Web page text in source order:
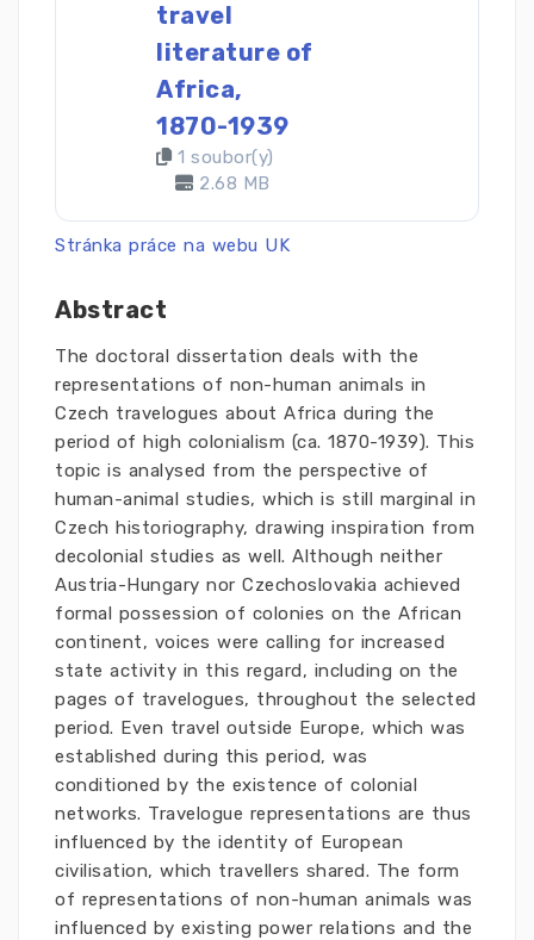
travel
literature of
Africa,
1870-1939
1 soubor(y)
2.68 MB
Stránka práce na webu UK
Abstract
The doctoral dissertation deals with the
representations of non-human animals in
Czech travelogues about Africa during the
period of high colonialism (ca. 1870-1939). This
topic is analysed from the perspective of
human-animal studies, which is still marginal in
Czech historiography, drawing inspiration from
decolonial studies as well. Although neither
Austria-Hungary nor Czechoslovakia achieved
formal possession of colonies on the African
continent, voices were calling for increased
state activity in this regard, including on the
pages of travelogues, throughout the selected
period. Even travel outside Europe, which was
established during this period, was
conditioned by the existence of colonial
networks. Travelogue representations are thus
influenced by the identity of European
civilisation, which travellers shared. The form
of representations of non-human animals was
influenced by existing power relations and the